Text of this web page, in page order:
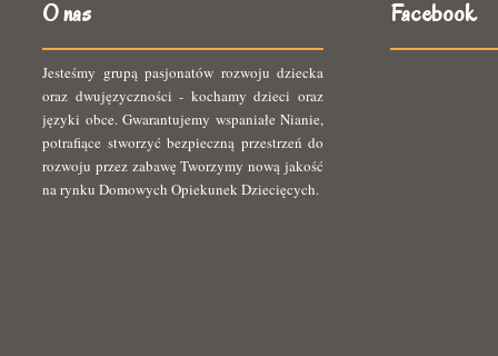
O nas
Jesteśmy grupą pasjonatów rozwoju dziecka
oraz dwujęzyczności - kochamy dzieci oraz
języki obce. Gwarantujemy wspaniałe Nianie,
potrafiące stworzyć bezpieczną przestrzeń do
rozwoju przez zabawę Tworzymy nową jakość
na rynku Domowych Opiekunek Dziecięcych.
Facebook